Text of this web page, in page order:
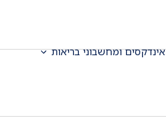
אינדקסים ומחשבוני בריאות